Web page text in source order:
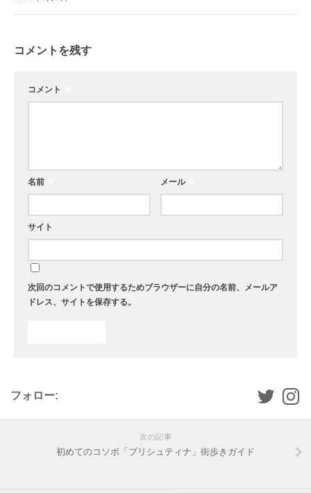
コメントを残す
コメント
名前 メール
サイト
次回のコメントで使用するためブラウザーに自分の名前、メールア
ドレス、サイトを保存する。
フォロー:
次の記事
初めてのコソボ「プリシュティナ」街歩きガイド